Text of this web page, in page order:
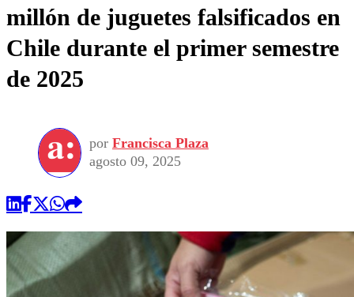
millón de juguetes falsificados en
Chile durante el primer semestre
de 2025
por Francisca Plaza
agosto 09, 2025